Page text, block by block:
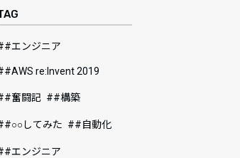
#エンジニア
#AWS re:Invent 2019
#奮闘記 #構築
#○○してみた #自動化
#エンジニア